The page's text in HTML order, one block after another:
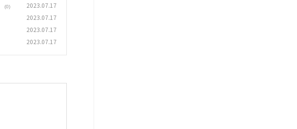
(0) 2023.07.17
2023.07.17
2023.07.17
2023.07.17